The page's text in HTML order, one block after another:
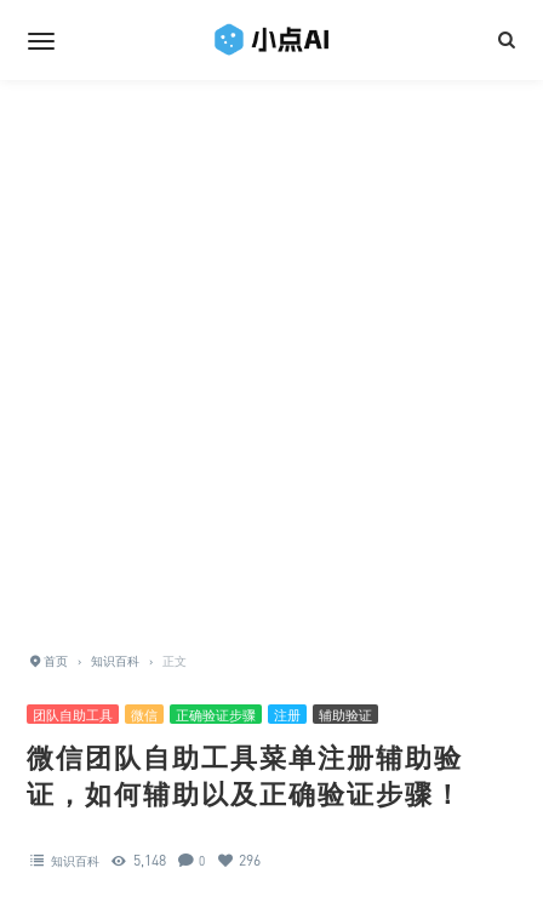
首页 › 知识百科 › 正文
团队自助工具 微信 正确验证步骤 注册 辅助验证
微信团队自助工具菜单注册辅助验
证，如何辅助以及正确验证步骤！
知识百科 5,148 0 296